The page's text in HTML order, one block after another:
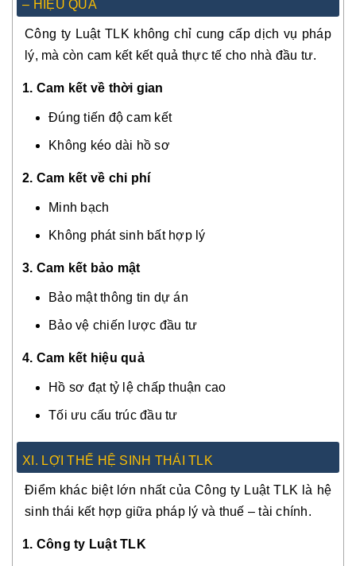
– HIỆU QUẢ
Công ty Luật TLK không chỉ cung cấp dịch vụ pháp
lý, mà còn cam kết kết quả thực tế cho nhà đầu tư.
1. Cam kết về thời gian
Đúng tiến độ cam kết
Không kéo dài hồ sơ
2. Cam kết về chi phí
Minh bạch
Không phát sinh bất hợp lý
3. Cam kết bảo mật
Bảo mật thông tin dự án
Bảo vệ chiến lược đầu tư
4. Cam kết hiệu quả
Hồ sơ đạt tỷ lệ chấp thuận cao
Tối ưu cấu trúc đầu tư
XI. LỢI THẾ HỆ SINH THÁI TLK
Điểm khác biệt lớn nhất của Công ty Luật TLK là hệ
sinh thái kết hợp giữa pháp lý và thuế – tài chính.
1. Công ty Luật TLK